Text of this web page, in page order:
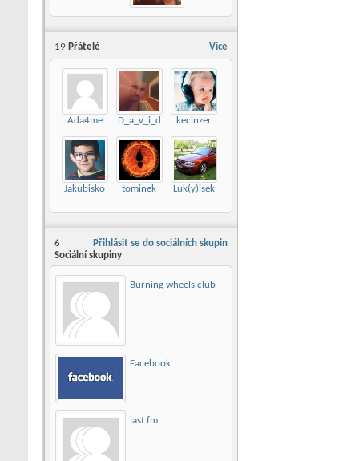
Více
19 Přátelé
Ada4me D_a_v_i_d kecinzer
Jakubisko tominek Luk(y)isek
Přihlásit se do sociálních skupin
6
Sociální skupiny
Burning wheels club
Facebook
last.fm